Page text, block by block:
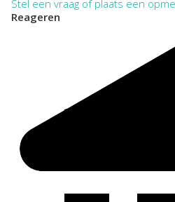
Stel een vraag of plaats een
Reageren